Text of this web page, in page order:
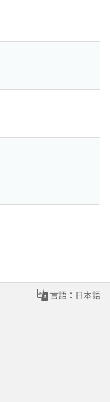
言語：日本語